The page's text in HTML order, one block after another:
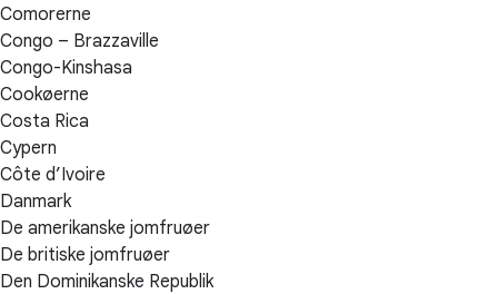
Comorerne
Congo – Brazzaville
Congo-Kinshasa
Cookøerne
Costa Rica
Cypern
Côte d’Ivoire
Danmark
De amerikanske jomfruøer
De britiske jomfruøer
Den Dominikanske Republik